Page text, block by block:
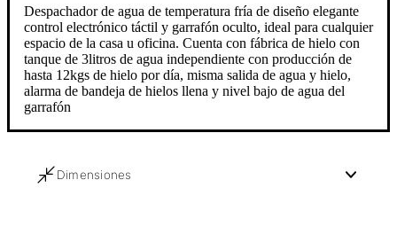
Despachador de agua de temperatura fría de diseño elegante
control electrónico táctil y garrafón oculto, ideal para cualquier
espacio de la casa u oficina. Cuenta con fábrica de hielo con
tanque de 3litros de agua independiente con producción de
hasta 12kgs de hielo por día, misma salida de agua y hielo,
alarma de bandeja de hielos llena y nivel bajo de agua del
garrafón
Dimensiones